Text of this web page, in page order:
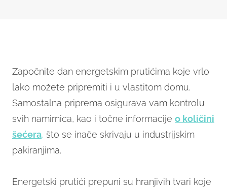
Započnite dan energetskim prutićima koje vrlo
lako možete pripremiti i u vlastitom domu.
Samostalna priprema osigurava vam kontrolu
svih namirnica, kao i točne informacije o količini
šećera, što se inače skrivaju u industrijskim
pakiranjima.
Energetski prutići prepuni su hranjivih tvari koje